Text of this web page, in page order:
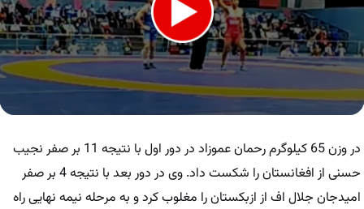
minutes,
seconds
در وزن 65 کیلوگرم رحمان عموزاد در دور اول با نتیجه 11 بر صفر نجیب
حسنی از افغانستان را شکست داد. وی در دور بعد با نتیجه 4 بر صفر
امیدجان جلال اف از ازبکستان را مغلوب کرد و به مرحله نیمه نهایی راه